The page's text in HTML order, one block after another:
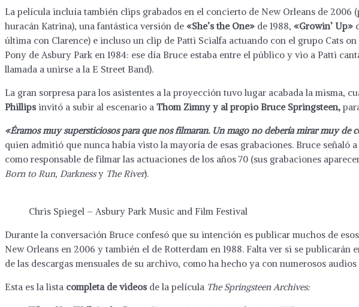
La película incluía también clips grabados en el concierto de New Orleans de 2006
huracán Katrina), una fantástica versión de «She’s the One» de 1988, «Growin’ Up»
última con Clarence) e incluso un clip de Patti Scialfa actuando con el grupo Cats
Pony de Asbury Park en 1984: ese día Bruce estaba entre el público y vio a Patti
llamada a unirse a la E Street Band).
La gran sorpresa para los asistentes a la proyección tuvo lugar acabada la misma,
Phillipsinvitó a subir al escenario a Thom Zimny y al propio Bruce Springsteen,
«Éramos muy supersticiosos para que nos filmaran. Un mago no debería mirar muy de
quien admitió que nunca había visto la mayoría de esas grabaciones. Bruce señaló
como responsable de filmar las actuaciones de los años 70 (sus grabaciones
Born to Run, Darknessy The River).
Chris Spiegel – Asbury Park Music and Film Festival
Durante la conversación Bruce confesó que su intención es publicar muchos de
New Orleans en 2006 y también el de Rotterdam en 1988. Falta ver si se publicarán
de las descargas mensuales de su archivo, como ha hecho ya con numerosos audios
Esta es la lista completa de videosde la película The Springsteen Archives: